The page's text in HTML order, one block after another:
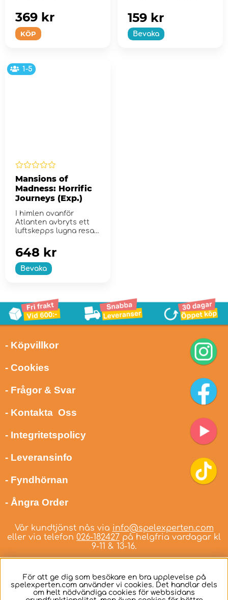
KÖP
369 kr
Bevaka
159 kr
1-5
Mansions of
Madness: Horrific
Journeys (Exp.)
I himlen ovanför
Atlanten avbryts ett
luftskepps lugna resa
Bevaka
648 kr
- Köpvillkor
- Cookies
- Frågor & Svar
- Kontakta Oss
- Integritetspolicy
- Leveransinfo
- Fyndhörnan
- Ångra Order
Vår kundtjänst nås via info@spelexperten.com
eller via telefon 026-182427 på helgfria vardagar kl
9-11 & 13-16.
Svenska
För att ge dig som besökare en bra upplevelse på
spelexperten.com använder vi cookies. Det handlar dels
om helt nödvändiga cookies för webbsidans